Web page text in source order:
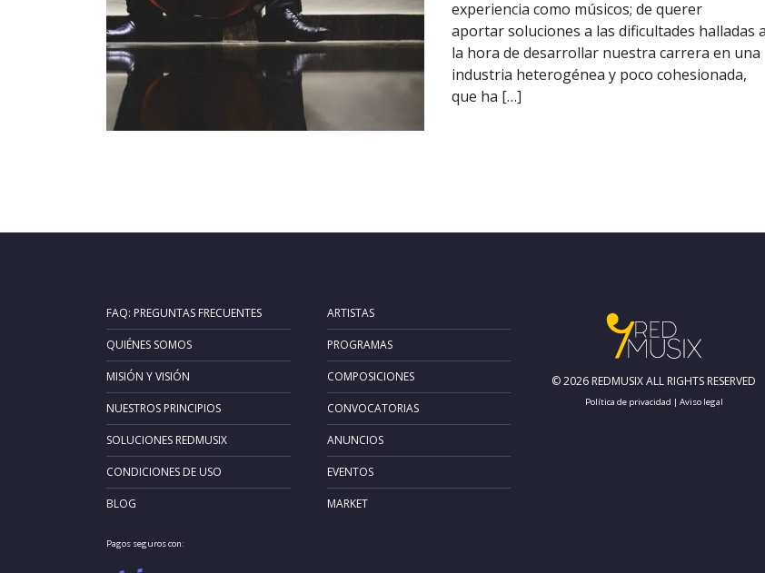
experiencia como músicos; de querer
aportar soluciones a las dificultades halladas a
la hora de desarrollar nuestra carrera en una
industria heterogénea y poco cohesionada,
que ha […]
FAQ: PREGUNTAS FRECUENTES
QUIÉNES SOMOS
MISIÓN Y VISIÓN
NUESTROS PRINCIPIOS
SOLUCIONES REDMUSIX
CONDICIONES DE USO
BLOG
ARTISTAS
PROGRAMAS
COMPOSICIONES
CONVOCATORIAS
ANUNCIOS
EVENTOS
MARKET
Pagos seguros con:
© 2026 REDMUSIX ALL RIGHTS RESERVED
Política de privacidad | Aviso legal